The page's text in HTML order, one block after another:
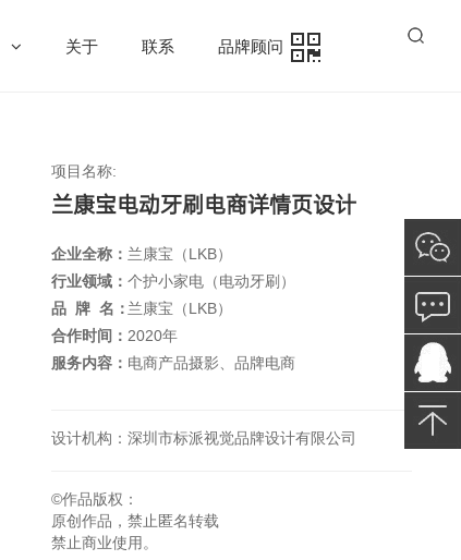
关于 联系 品牌顾问
项目名称:
兰康宝电动牙刷电商详情页设计
企业全称： 兰康宝（LKB）
行业领域： 个护小家电（电动牙刷）
品 牌 名：兰康宝（LKB）
合作时间： 2020年
服务内容： 电商产品摄影、品牌电商
设计机构： 深圳市标派视觉品牌设计有限公司
©作品版权：
原创作品，禁止匿名转载
禁止商业使用。